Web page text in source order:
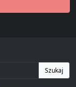
Szukaj